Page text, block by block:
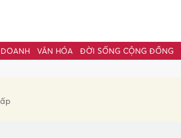
VĂN HÓA ĐỜI SỐNG CỘNG ĐỒNG